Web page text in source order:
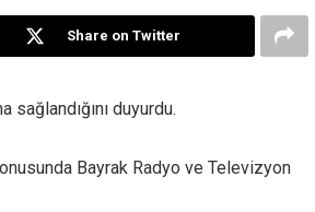
Share on Twitter
sağlandığını duyurdu.
Bayrak Radyo ve Televizyon